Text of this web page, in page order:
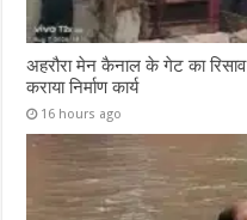
अहरौरा मेन कैनाल के गेट का
कराया निर्माण कार्य
16 hours ago